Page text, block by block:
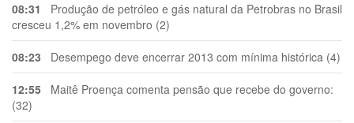
08:31 Produção de petróleo e gás natural da Petrobras no Brasil
cresceu 1,2% em novembro (2)
08:23 Desempego deve encerrar 2013 com mínima histórica (4)
12:55 Maitê Proença comenta pensão que recebe do governo:
(32)